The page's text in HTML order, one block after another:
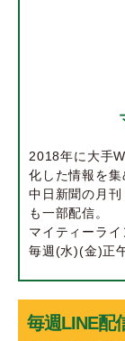
2018年に大手
化した情報を集
中日新聞の月
も一部配信。
マイティーラ
毎週(水)(金)正
毎週LINE配